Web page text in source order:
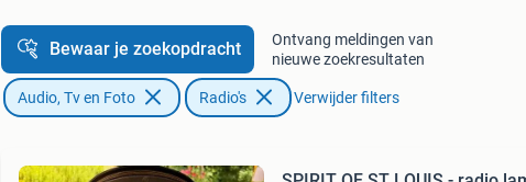
Bewaar je zoekopdracht
Ontvang meldingen van
nieuwe zoekresultaten
Audio, Tv en Foto Radio's Verwijder filters